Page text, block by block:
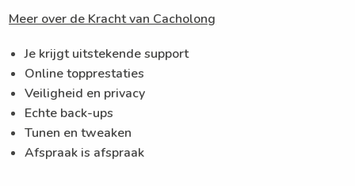
Meer over de Kracht van Cacholong
Je krijgt uitstekende support
Online topprestaties
Veiligheid en privacy
Echte back-ups
Tunen en tweaken
Afspraak is afspraak